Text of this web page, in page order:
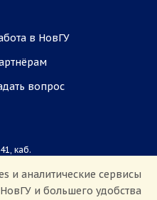
в НовГУ
вопрос
каб.
44
и аналитические сервисы
и большего удобства